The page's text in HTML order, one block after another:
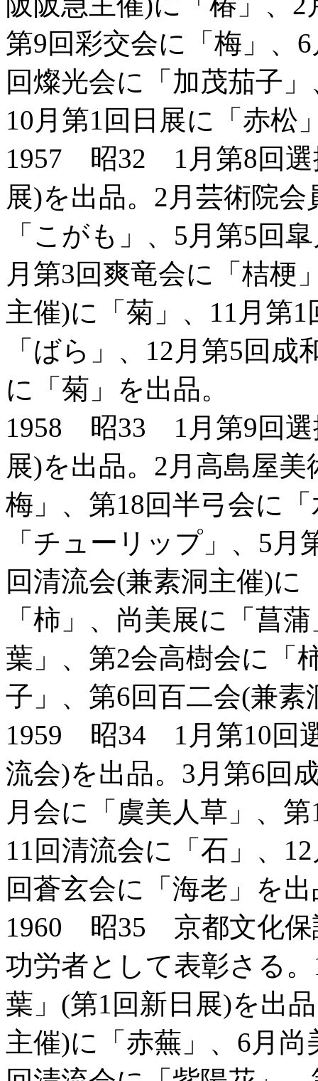
第9回彩交会に「梅」、
回燦光会に「加茂茄子
10月第1回日展に「赤松
1957 昭32 1月第8回選
展)を出品。2月芸術院
「こがも」、5月第5回
月第3回爽竜会に「桔梗
主催)に「菊」、11月第
「ばら」、12月第5回
に「菊」を出品。
1958 昭33 1月第9回選
展)を出品。2月高島屋
梅」、第18回半弓会に
「チューリップ」、5
回清流会(兼素洞主催)に
「柿」、尚美展に「菖
葉」、第2会高樹会に「
子」、第6回百二会(兼
1959 昭34 1月第10回
流会)を出品。3月第6回
月会に「虞美人草」、
11回清流会に「石」、
回蒼玄会に「海老」を
1960 昭35 京都文化保
功労者として表彰さる
葉」(第1回新日展)を出
主催)に「赤蕪」、6月